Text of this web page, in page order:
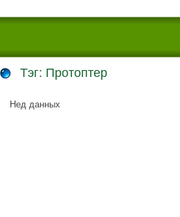
Тэг: Протоптер
Нед данных